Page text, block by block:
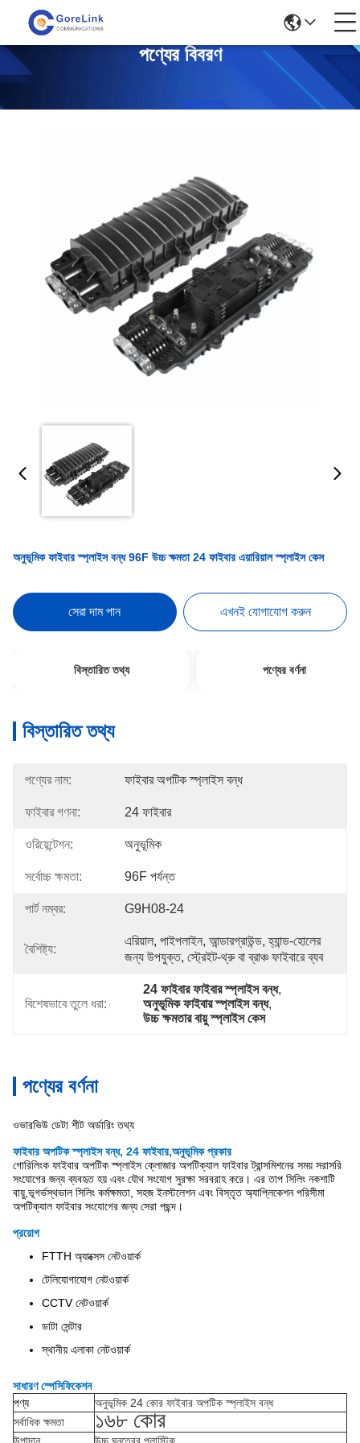
পণ্যের বিবরণ
অনুভূমিক ফাইবার স্প্লাইস বন্ধ 96F উচ্চ ক্ষমতা 24 ফাইবার এয়ারিয়াল স্প্লাইস কেস
সেরা দাম পান এখনই যোগাযোগ করুন
বিস্তারিত তথ্য পণ্যের বর্ণনা
বিস্তারিত তথ্য
পণ্যের নাম: ফাইবার অপটিক স্প্লাইস বন্ধ
ফাইবার গণনা: 24 ফাইবার
ওরিয়েন্টেশন: অনুভূমিক
সর্বোচ্চ ক্ষমতা: 96F পর্যন্ত
পার্ট নম্বর: G9H08-24
বৈশিষ্ট্য:
এরিয়াল, পাইপলাইন, আন্ডারগ্রাউন্ড, হ্যান্ড-হোলের
জন্য উপযুক্ত, স্ট্রেইট-থ্রু বা ব্রাঞ্চ ফাইবারে ব্যব
বিশেষভাবে তুলে ধরা:
24 ফাইবার ফাইবার স্প্লাইস বন্ধ,
অনুভূমিক ফাইবার স্প্লাইস বন্ধ,
উচ্চ ক্ষমতার বায়ু স্প্লাইস কেস
পণ্যের বর্ণনা
ওভারভিউ ডেটা শীট অর্ডারিং তথ্য
ফাইবার অপটিক স্প্লাইস বন্ধ, 24 ফাইবার,অনুভূমিক প্রকার
গোরিলিংক ফাইবার অপটিক স্প্লাইস ক্লোজার অপটিক্যাল ফাইবার ট্রান্সমিশনের সময় সরাসরি
সংযোগের জন্য ব্যবহৃত হয় এবং যৌথ সংযোগ সুরক্ষা সরবরাহ করে। এর তাপ সিলিং নকশাটি
বায়ু,ভূগর্ভস্থভাল সিলিং কর্মক্ষমতা, সহজ ইনস্টলেশন এবং বিস্তৃত অ্যাপ্লিকেশন পরিসীমা
অপটিক্যাল ফাইবার সংযোগের জন্য সেরা পছন্দ।
প্রয়োগ
FTTH অ্যাক্সেস নেটওয়ার্ক
টেলিযোগাযোগ নেটওয়ার্ক
CCTV নেটওয়ার্ক
ডাটা সেন্টার
স্থানীয় এলাকা নেটওয়ার্ক
সাধারণ স্পেসিফিকেশন
পণ্য
অনুভূমিক 24 কোর ফাইবার অপটিক স্প্লাইস বন্ধ
সর্বাধিক ক্ষমতা
১৬৮ কোর